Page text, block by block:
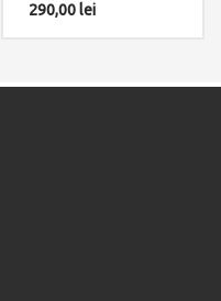
290,00lei